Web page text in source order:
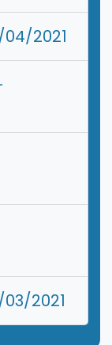
2021
2021